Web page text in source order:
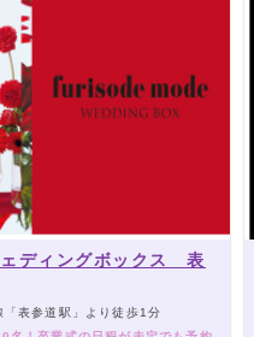
ディングボックス 表
表参道駅」より徒歩1分